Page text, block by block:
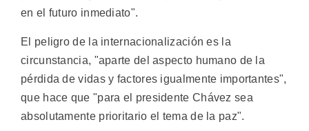
en el futuro inmediato".
El peligro de la internacionalización es la
circunstancia, "aparte del aspecto humano de la
pérdida de vidas y factores igualmente importantes",
que hace que "para el presidente Chávez sea
absolutamente prioritario el tema de la paz".